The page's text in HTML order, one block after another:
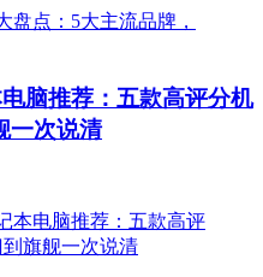
脑推荐：五款高评分机
一次说清